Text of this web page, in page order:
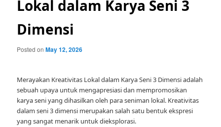
Lokal dalam Karya Seni 3
Dimensi
Posted onMay 12, 2026
Merayakan Kreativitas Lokal dalam Karya Seni 3 Dimensi adalah
sebuah upaya untuk mengapresiasi dan mempromosikan
karya seni yang dihasilkan oleh para seniman lokal. Kreativitas
dalam seni 3 dimensi merupakan salah satu bentuk ekspresi
yang sangat menarik untuk dieksplorasi.